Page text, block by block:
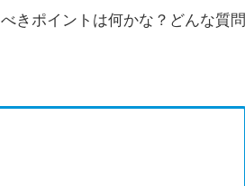
きポイントは何かな？どんな質問